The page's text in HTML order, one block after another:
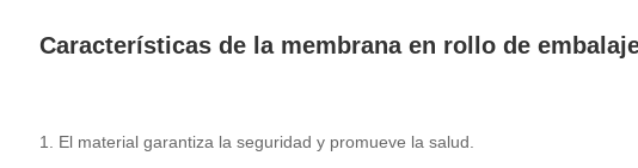
Características de la membrana en rollo de
1. El material garantiza la seguridad y promueve la salud.